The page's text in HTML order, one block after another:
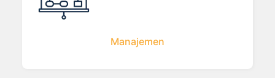
Manajemen